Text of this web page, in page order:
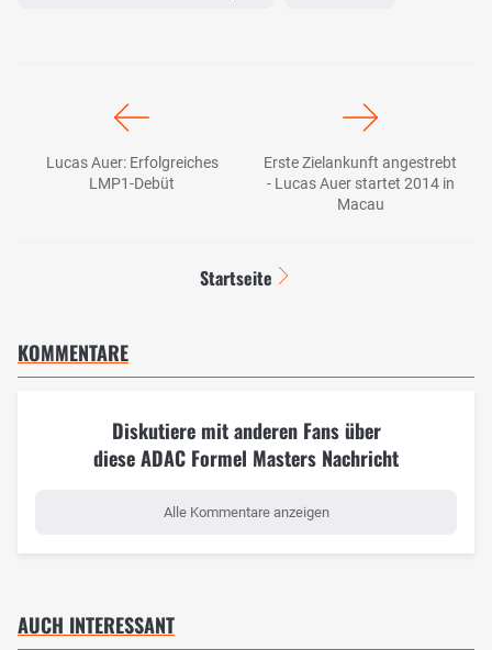
Lucas Auer: Erfolgreiches
LMP1-Debüt
Erste Zielankunft angestrebt
- Lucas Auer startet 2014 in
Macau
Startseite
KOMMENTARE
Diskutiere mit anderen Fans über
diese ADAC Formel Masters Nachricht
Alle Kommentare anzeigen
AUCH INTERESSANT